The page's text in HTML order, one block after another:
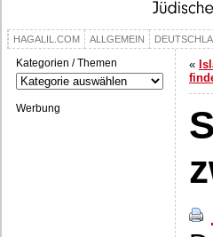
HAGALIL.COM ALLGEMEIN
Kategorien / Themen
Kategorien
/
Themen
Werbung
«